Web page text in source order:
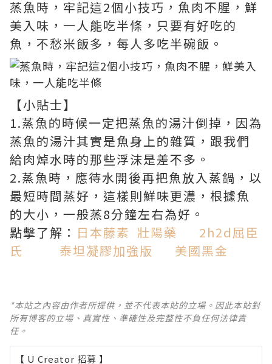
蒸魚時，牢記這2個小技巧，魚肉不腥，鮮
美入味，一人能吃半條，只要有好吃的
魚，不愁米飯多，每人多吃半碗飯。
【小貼士】
1.蒸魚的時候一定把蒸魚的湯汁倒掉，因為
蒸魚的湯汁其實是魚身上的雜質，跟我們
給肉焯水時的那些浮沫是差不多。
2.蒸魚時，應待水開後再把魚放入蒸鍋，以
最短時間蒸好，這樣則鮮味更濃，根據魚
的大小，一般蒸8分鐘左右為好。
點擊了解： 日本藤素 壯陽藥
2h2d屈臣
氏
泰坦凝膠加強版 美國黑金
*本站之內容由作者所提供，並不代表本站的立場。因此本站對
所有博客的立場、真實性、準確性及完整性不負任何法律責
任。
【 U Creator 招募 】